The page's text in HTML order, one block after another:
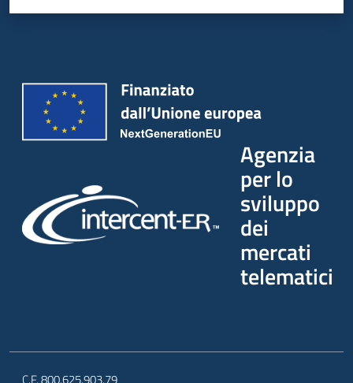
Agenzia
per lo
sviluppo
dei
mercati
telematici
C.F. 800.625.903.79